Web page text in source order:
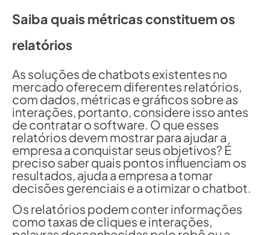
Saiba quais métricas constituem os
relatórios
As soluções de chatbots existentes no
mercado oferecem diferentes relatórios,
com dados, métricas e gráficos sobre as
interações, portanto, considere isso antes
de contratar o software. O que esses
relatórios devem mostrar para ajudar a
empresa a conquistar seus objetivos? É
preciso saber quais pontos influenciam os
resultados, ajuda a empresa a tomar
decisões gerenciais e a otimizar o chatbot.
Os relatórios podem conter informações
como taxas de cliques e interações,